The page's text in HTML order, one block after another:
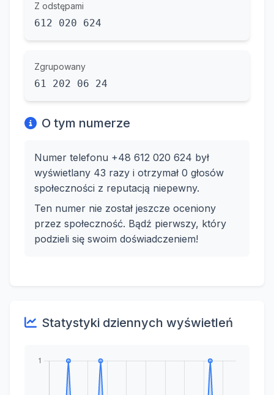
Z odstępami
612 020 624
Zgrupowany
61 202 06 24
O tym numerze
Numer telefonu +48 612 020 624 był
wyświetlany 43 razy i otrzymał 0 głosów
społeczności z reputacją niepewny.
Ten numer nie został jeszcze oceniony
przez społeczność. Bądź pierwszy, który
podzieli się swoim doświadczeniem!
Statystyki dziennych wyświetleń